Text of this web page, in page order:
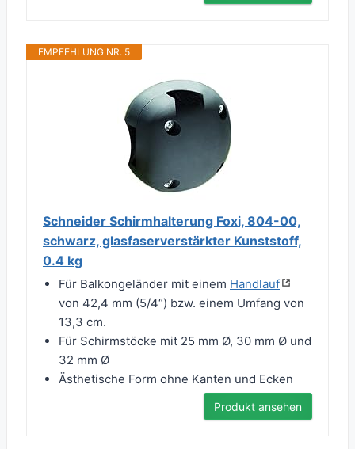
EMPFEHLUNG NR. 5
Schneider Schirmhalterung Foxi, 804-00,
schwarz, glasfaserverstärkter Kunststoff,
0.4 kg
Für Balkongeländer mit einem Handlauf
von 42,4 mm (5/4“) bzw. einem Umfang von
13,3 cm.
Für Schirmstöcke mit 25 mm Ø, 30 mm Ø und
32 mm Ø
Ästhetische Form ohne Kanten und Ecken
Produkt ansehen